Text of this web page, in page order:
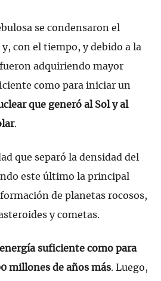
se condensaron el
con el tiempo, y debido a la
adquiriendo mayor
como para iniciar un
que generó al Sol y al
.
que separó la densidad del
este último la principal
de planetas rocosos,
y cometas.
suficiente como para
millones de años más. Luego,